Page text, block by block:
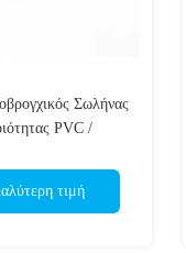
Σωλήνας
PVC /
τιμή